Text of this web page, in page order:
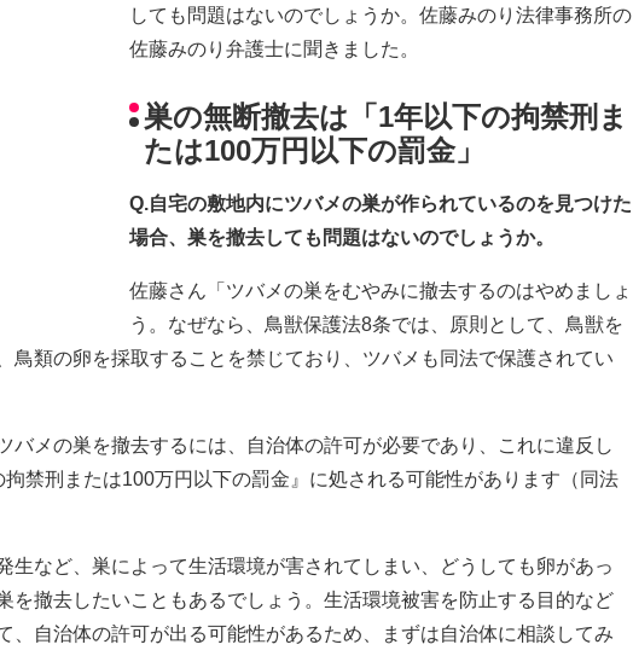
しても問題はないのでしょうか。佐藤みのり法律事務所の
佐藤みのり弁護士に聞きました。
巣の無断撤去は「1年以下の拘禁刑ま
たは100万円以下の罰金」
Q.自宅の敷地内にツバメの巣が作られているのを見つけた
場合、巣を撤去しても問題はないのでしょうか。
佐藤さん「ツバメの巣をむやみに撤去するのはやめましょ
う。なぜなら、鳥獣保護法8条では、原則として、鳥獣を
鳥類の卵を採取することを禁じており、ツバメも同法で保護されてい
バメの巣を撤去するには、自治体の許可が必要であり、これに違反し
禁刑または100万円以下の罰金』に処される可能性があります（同法
生など、巣によって生活環境が害されてしまい、どうしても卵があっ
を撤去したいこともあるでしょう。生活環境被害を防止する目的など
、自治体の許可が出る可能性があるため、まずは自治体に相談してみ